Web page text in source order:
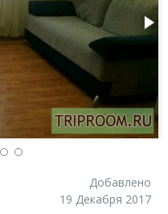
Добавлено
19 Декабря 2017